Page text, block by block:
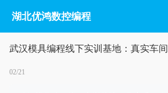
湖北优鸿数控编程
武汉模具编程线下实训基地：真实车
02/21